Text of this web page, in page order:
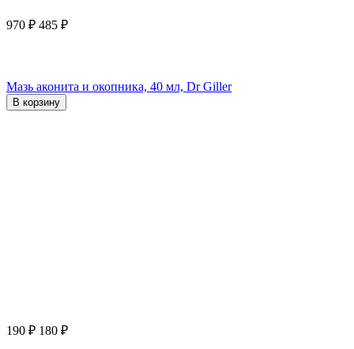
970 ₽ 485 ₽
Мазь аконита и окопника, 40 мл, Dr Giller
В корзину
190 ₽ 180 ₽